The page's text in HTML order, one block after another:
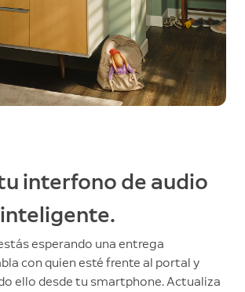
interfono de audio
esperando una entrega
con quien esté frente al portal y
ello desde tu smartphone. Actualiza